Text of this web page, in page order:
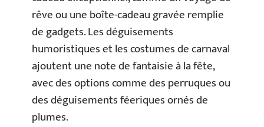
rêve ou une boîte-cadeau gravée remplie
de gadgets. Les déguisements
humoristiques et les costumes de carnaval
ajoutent une note de fantaisie à la fête,
avec des options comme des perruques ou
des déguisements féeriques ornés de
plumes.